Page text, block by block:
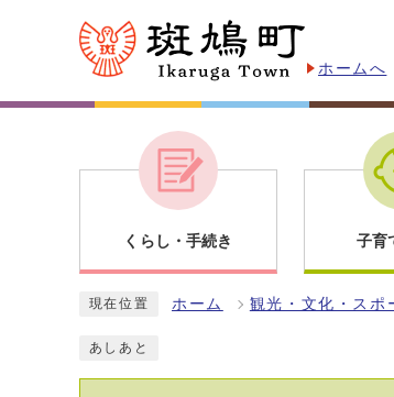
ホームへ
くらし・手続き 子育
現在位置 ホーム 観光・文化・スポ
あしあと